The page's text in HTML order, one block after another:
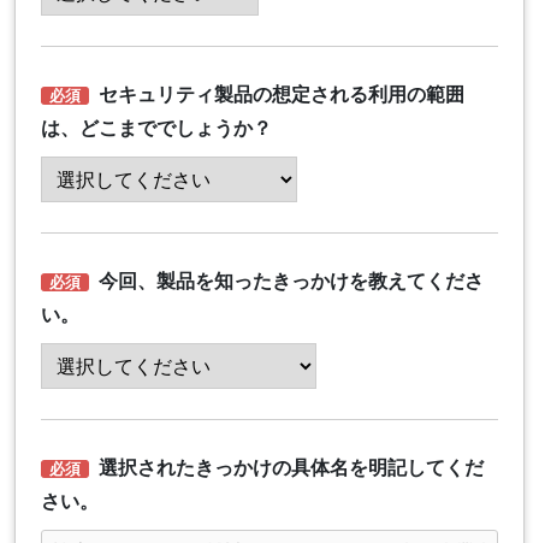
セキュリティ製品の想定される利用の範囲
は、どこまででしょうか？
今回、製品を知ったきっかけを教えてくださ
い。
選択されたきっかけの具体名を明記してくだ
さい。